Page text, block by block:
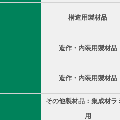
構造用製材品
造作・内装用製材品
造作・内装用製材品
その他製材品：集成材ラ
用